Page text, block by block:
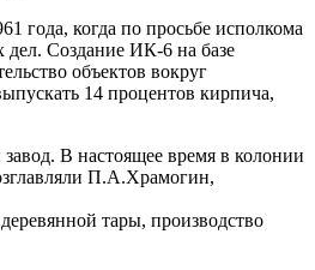
когда по просьбе исполкома
дел. Создание ИК-6 на базе
объектов вокруг
14 процентов кирпича,
В настоящее время в колонии
П.А.Храмогин,
тары, производство